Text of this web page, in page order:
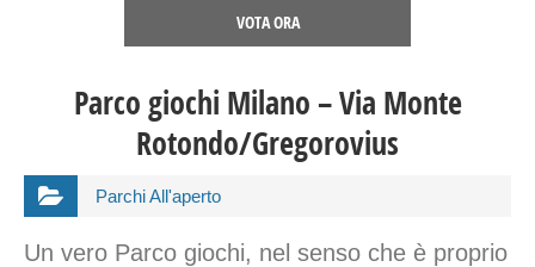
VOTA ORA
Parco giochi Milano – Via Monte
Rotondo/Gregorovius
Parchi All'aperto
Un vero Parco giochi, nel senso che è proprio